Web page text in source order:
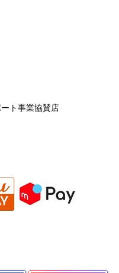
ト事業協賛店